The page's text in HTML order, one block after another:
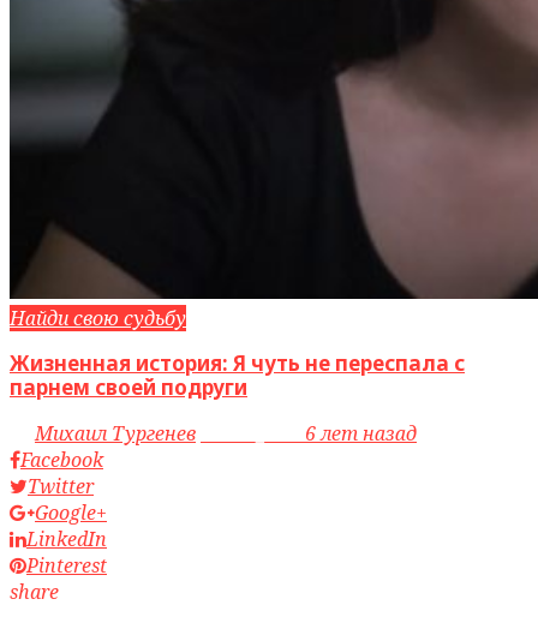
Найди свою судьбу
Жизненная история: Я чуть не переспала с
парнем своей подруги
byМихаил Тургенев
6 лет назад
Facebook
Twitter
Google+
LinkedIn
Pinterest
share